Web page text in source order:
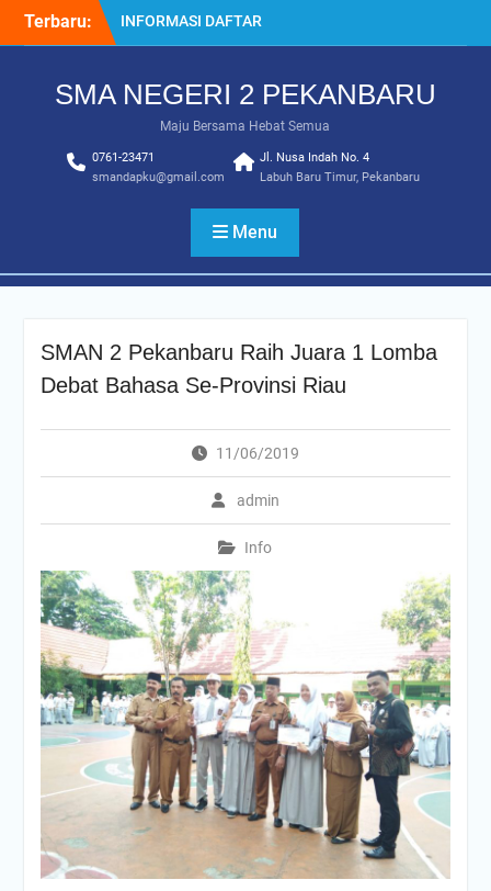
Terbaru:
INFORMASI DAFTAR
ULANG SPMB 2025-2026
KELAS 12 TAHUN
SISTEM PENERIMAAN
MURID BARU (SPMB) 2025-
2026
Juara MTQ Kota Pekanbaru
INFORMASI DAFTAR
SMA NEGERI 2 PEKANBARU
Maju Bersama Hebat Semua
0761-23471
smandapku@gmail.com
Jl. Nusa Indah No. 4
Labuh Baru Timur, Pekanbaru
Menu
SMAN 2 Pekanbaru Raih Juara 1 Lomba
Debat Bahasa Se-Provinsi Riau
11/06/2019
admin
Info